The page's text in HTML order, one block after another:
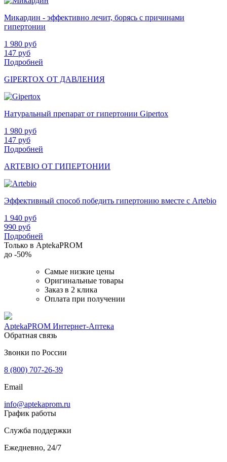
Микардин - эффективно лечит, борясь с причинами
гипертонии
1 980 руб
147 руб
Подробней
GIPERTOX ОТ ДАВЛЕНИЯ
Натуральный препарат от гипертонии Gipertox
1 980 руб
147 руб
Подробней
ARTEBIO ОТ ГИПЕРТОНИИ
Эффективный способ победить гипертонию вместе с Artebio
1 940 руб
990 руб
Подробней
Только в AptekaPROM
до -50%
Самые низкие цены
Оригинальные товары
Заказ в 2 клика
Оплата при получении
AptekaPROM Интернет-Аптека
Обратная связь
Звонки по России
8 (800) 707-26-39
Email
info@aptekaprom.ru
График работы
Служба поддержки
Ежедневно, 24/7